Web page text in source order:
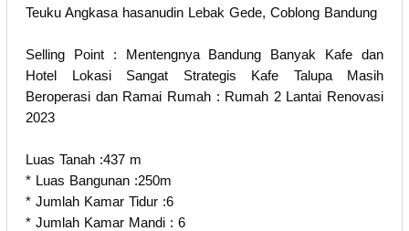
Teuku Angkasa hasanudin Lebak Gede, Coblong Bandung
Selling Point : Mentengnya Bandung Banyak Kafe dan
Hotel Lokasi Sangat Strategis Kafe Talupa Masih
Beroperasi dan Ramai Rumah : Rumah 2 Lantai Renovasi
2023
Luas Tanah :437 m
* Luas Bangunan :250m
* Jumlah Kamar Tidur :6
* Jumlah Kamar Mandi : 6